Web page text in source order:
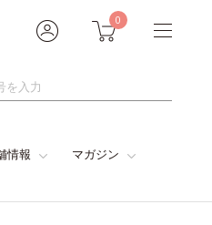
0
情報 マガジン